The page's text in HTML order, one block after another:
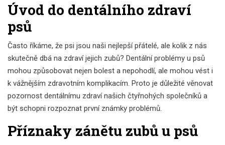
Úvod do dentálního zdraví
psů
Často říkáme, že psi jsou naši nejlepší přátelé, ale kolik z nás
skutečně dbá na zdraví jejich zubů? Dentální problémy u psů
mohou způsobovat nejen bolest a nepohodlí, ale mohou vést i
k vážnějším zdravotním komplikacím. Proto je důležité věnovat
pozornost dentálnímu zdraví našich čtyřnohých společníků a
být schopni rozpoznat první známky problémů.
Příznaky zánětu zubů u psů